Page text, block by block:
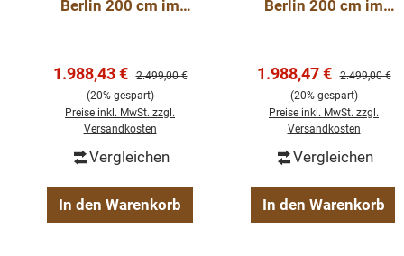
In verschiedenen Größen und Holzarten erhältlich!!
Details:
Teakholz massiv
recyceltes Teakholz
schöne Maserung
fertig montiert
2-teilig
Berlin 200 cm im
Verkaufspreis:
1.988,43 € Regulärer Preis:
2.499,00 €
(20% gespart)
Preise inkl. MwSt. zzgl.
Versandkosten
Vergleichen
In den Warenkorb
Berlin 200 cm im
Verkaufspreis:
1.988,47 € Regulärer
2.499,00 €
(20% gespart)
Preise inkl. MwSt. zzgl.
Versandkosten
Vergleichen
In den Warenkorb